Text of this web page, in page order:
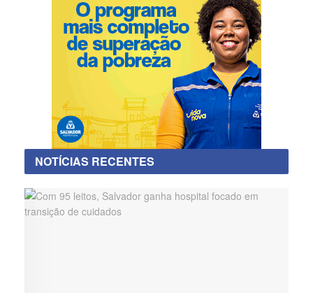
NOTÍCIAS RECENTES